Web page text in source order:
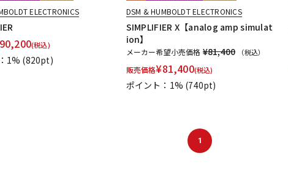
ELECTRONICS
90,200(税込)
1% (820pt)
DSM & HUMBOLDT ELECTRONICS
SIMPLIFIER X【analog amp simulat
ion】
メーカー希望小売価格 ¥81,400 （税込）
販売価格¥81,400(税込)
ポイント：1% (740pt)
1